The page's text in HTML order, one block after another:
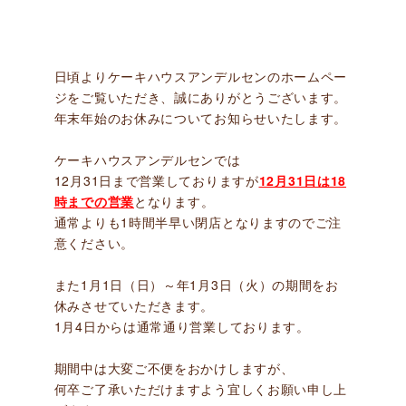
日頃よりケーキハウスアンデルセンのホームペー
ジをご覧いただき、誠にありがとうございます。
年末年始のお休みについてお知らせいたします。
ケーキハウスアンデルセンでは
12月31日まで営業しておりますが12月31日は18
時までの営業となります。
通常よりも1時間半早い閉店となりますのでご注
意ください。
また1月1日（日）～年1月3日（火）の期間をお
休みさせていただきます。
1月4日からは通常通り営業しております。
期間中は大変ご不便をおかけしますが、
何卒ご了承いただけますよう宜しくお願い申し上